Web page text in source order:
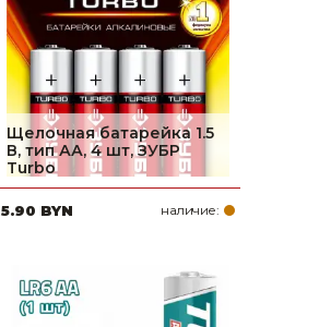
Щелочная батарейка 1.5
В, тип АА, 4 шт, ЗУБР
Turbo
5.90 BYN наличие: